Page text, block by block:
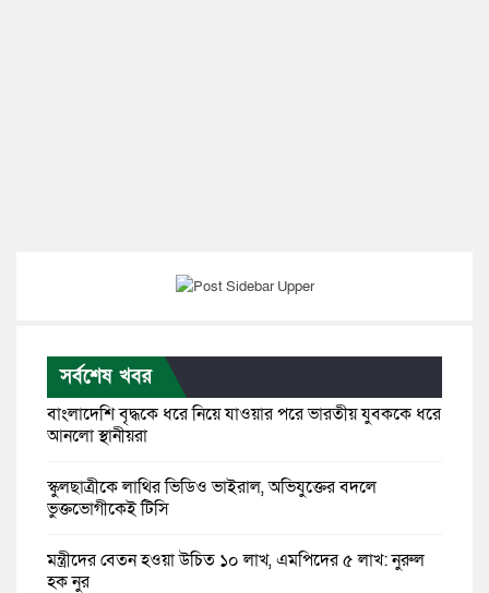
সর্বশেষ খবর
বাংলাদেশি বৃদ্ধকে ধরে নিয়ে যাওয়ার পরে ভারতীয় যুবককে ধরে
আনলো স্থানীয়রা
স্কুলছাত্রীকে লাথির ভিডিও ভাইরাল, অভিযুক্তের বদলে
ভুক্তভোগীকেই টিসি
মন্ত্রীদের বেতন হওয়া উচিত ১০ লাখ, এমপিদের ৫ লাখ: নুরুল
হক নুর